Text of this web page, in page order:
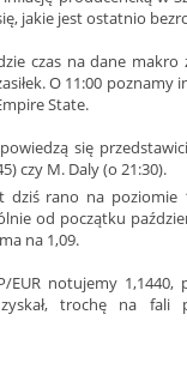
jakie jest ostatnio
czas na dane
O 11:00 poznamy
State.
się
czy M. Daly (o 21:30).
dziś rano na poziomie
od początku
na 1,09.
EUR notujemy
trochę na fali